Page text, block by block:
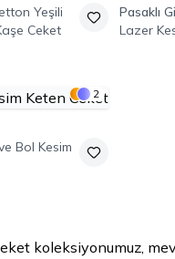
Yeşili
Ceket
Pasaklı
Lazer
2
Bol Kesim
koleksiyonumuz,